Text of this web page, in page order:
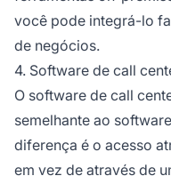
você pode integrá-lo
de negócios.
4. Software de call
O software de call
semelhante ao
diferença é o acesso
em vez de através de